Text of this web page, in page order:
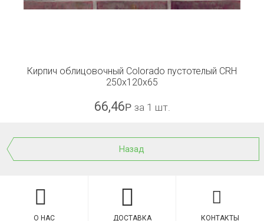
Кирпич облицовочный Colorado пустотелый CRH
250x120x65
66,46Р за 1 шт.
Назад
О НАС ДОСТАВКА КОНТАКТЫ